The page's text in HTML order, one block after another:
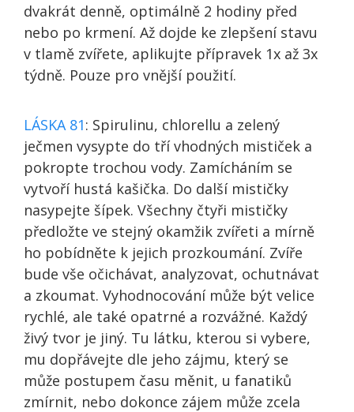
dvakrát denně, optimálně 2 hodiny před
nebo po krmení. Až dojde ke zlepšení stavu
v tlamě zvířete, aplikujte přípravek 1x až 3x
týdně. Pouze pro vnější použití.
LÁSKA 81: Spirulinu, chlorellu a zelený
ječmen vysypte do tří vhodných mističek a
pokropte trochou vody. Zamícháním se
vytvoří hustá kašička. Do další mističky
nasypejte šípek. Všechny čtyři mističky
předložte ve stejný okamžik zvířeti a mírně
ho pobídněte k jejich prozkoumání. Zvíře
bude vše očichávat, analyzovat, ochutnávat
a zkoumat. Vyhodnocování může být velice
rychlé, ale také opatrné a rozvážné. Každý
živý tvor je jiný. Tu látku, kterou si vybere,
mu dopřávejte dle jeho zájmu, který se
může postupem času měnit, u fanatiků
zmírnit, nebo dokonce zájem může zcela